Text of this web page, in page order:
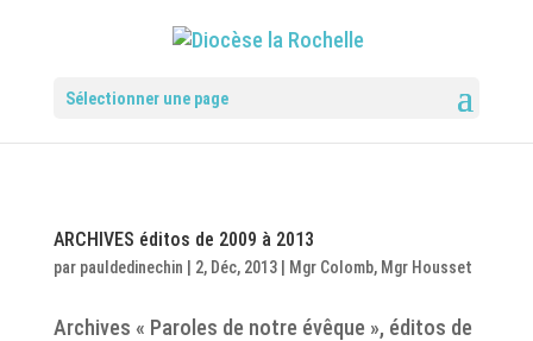
Sélectionner une page
ARCHIVES éditos de 2009 à 2013
par pauldedinechin 2, Déc, 2013| Mgr Colomb, Mgr Housset
Archives « Paroles de notre évêque », éditos de